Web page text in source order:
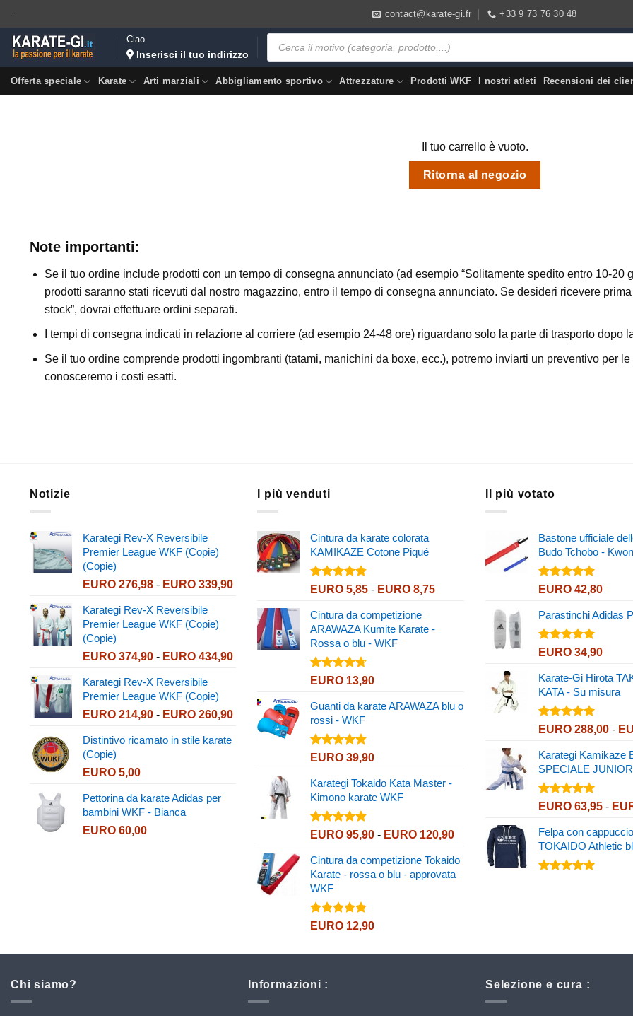
ai
contenuti
. contact@karate-gi.fr +33 9 73 76 30 48
Ciao
Inserisci il tuo indirizzo
Ricerca
prodotti
Offerta speciale Karate Arti marziali Abbigliamento sportivo Attrezzature Prodotti WKF I nostri atleti Recensioni dei
Il tuo carrello è vuoto.
Ritorna al negozio
Note importanti:
Se il tuo ordine include prodotti con un tempo di consegna annunciato (ad esempio “Solitamente spedito entro 10-20
prodotti saranno stati ricevuti dal nostro magazzino, entro il tempo di consegna annunciato. Se desideri ricevere
stock”, dovrai effettuare ordini separati.
I tempi di consegna indicati in relazione al corriere (ad esempio 24-48 ore) riguardano solo la parte di trasporto dopo
Se il tuo ordine comprende prodotti ingombranti (tatami, manichini da boxe, ecc.), potremo inviarti un preventivo per
conosceremo i costi esatti.
Notizie
Karategi Rev-X Reversibile
Premier League WKF (Copie)
(Copie)
EURO276,98 - EURO339,90Fascia
prezzo:
EURO 276,98
a
Karategi Rev-X Reversibile
Premier League WKF (Copie)
(Copie)
EURO374,90 - EURO434,90Fascia
EURO 374,90
Karategi Rev-X Reversibile
Premier League WKF (Copie)
EURO214,90 - EURO260,90Fascia
EURO 260,90
Distintivo ricamato in stile karate
(Copie)
EURO5,00
Pettorina da karate Adidas per
bambini WKF - Bianca
EURO60,00
I più venduti
Cintura da karate colorata
KAMIKAZE Cotone Piqué
Valutato
EURO 5,85 - EURO 8,75Fascia
da
Cintura da competizione
ARAWAZA Kumite Karate -
Rossa o blu - WKF
Valutato
EURO 13,90
Guanti da karate ARAWAZA blu o
rossi - WKF
Valutato
EURO 39,90
Karategi Tokaido Kata Master -
Kimono karate WKF
Valutato
EURO 95,90 - EURO 120,90Fascia
prezzo:
da
Cintura da competizione Tokaido
Karate - rossa o blu - approvata
WKF
Valutato
EURO 12,90
Il più votato
Bastone ufficiale
Budo Tchobo - Kwon
Valutato
EURO 42,80
Parastinchi Adidas
Valutato
EURO 34,90
Karate-Gi Hirota
KATA - Su misura
Valutato
EURO 288,00 -
Karategi Kamikaze
SPECIALE JUNIOR
Valutato
EURO 63,95 -
Felpa con
TOKAIDO Athletic
Chi siamo? Informazioni : Selezione e cura :